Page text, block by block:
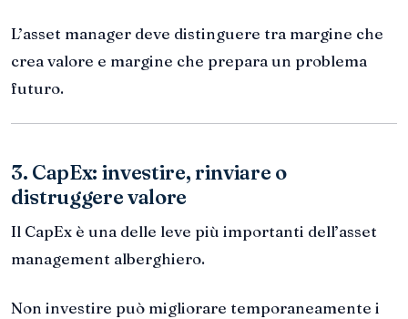
L’asset manager deve distinguere tra margine che
crea valore e margine che prepara un problema
futuro.
3. CapEx: investire, rinviare o
distruggere valore
Il CapEx è una delle leve più importanti dell’asset
management alberghiero.
Non investire può migliorare temporaneamente i